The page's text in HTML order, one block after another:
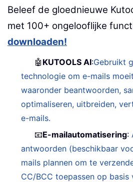
Beleef de gloednieuwe
met 100+ ongelooflijke
downloaden!
🤖 KUTOOLS AI:Gebruikt
technologie om e-mails
waaronder beantwoorden,
optimaliseren, uitbreiden,
e-mails.
📧E-mailautomatisering:
antwoorden (beschikbaar
mails plannen om te
CC/BCC toepassen op basis